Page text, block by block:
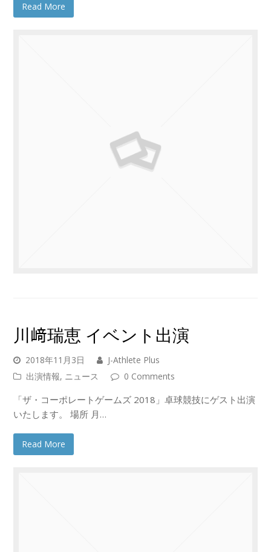
Read More
川﨑瑞恵 イベント出演
2018年11月3日
J-Athlete Plus
出演情報, ニュース 0 Comments
「ザ・コーポレートゲームズ 2018」卓球競技にゲスト出演
いたします。 場所 月…
Read More